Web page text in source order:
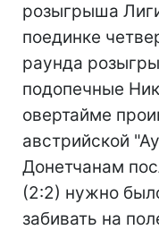
розыгрыша
поединке
раунда
подопечные
овертайме
австрийской
Донетчанам
(2:2) нужно
забивать на